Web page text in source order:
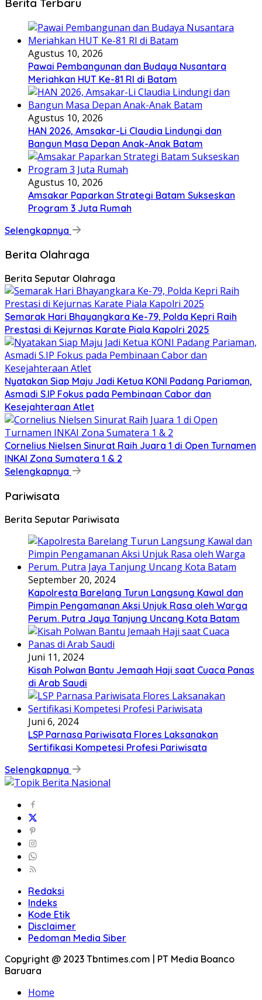
Berita Terbaru
Agustus 10, 2026
Pawai Pembangunan dan Budaya Nusantara
Meriahkan HUT Ke-81 RI di Batam
Agustus 10, 2026
HAN 2026, Amsakar-Li Claudia Lindungi dan
Bangun Masa Depan Anak-Anak Batam
Agustus 10, 2026
Amsakar Paparkan Strategi Batam Sukseskan
Program 3 Juta Rumah
Selengkapnya
Berita Olahraga
Berita Seputar Olahraga
Semarak Hari Bhayangkara Ke-79, Polda Kepri Raih
Prestasi di Kejurnas Karate Piala Kapolri 2025
Nyatakan Siap Maju Jadi Ketua KONI Padang Pariaman,
Asmadi S.IP Fokus pada Pembinaan Cabor dan
Kesejahteraan Atlet
Cornelius Nielsen Sinurat Raih Juara 1 di Open Turnamen
INKAI Zona Sumatera 1 & 2
Selengkapnya
Pariwisata
Berita Seputar Pariwisata
September 20, 2024
Kapolresta Barelang Turun Langsung Kawal dan
Pimpin Pengamanan Aksi Unjuk Rasa oleh Warga
Perum. Putra Jaya Tanjung Uncang Kota Batam
Juni 11, 2024
Kisah Polwan Bantu Jemaah Haji saat Cuaca Panas
di Arab Saudi
Juni 6, 2024
LSP Parnasa Pariwisata Flores Laksanakan
Sertifikasi Kompetesi Profesi Pariwisata
Selengkapnya
Redaksi
Indeks
Kode Etik
Disclaimer
Pedoman Media Siber
Copyright @ 2023 Tbntimes.com | PT Media Boanco
Baruara
Home